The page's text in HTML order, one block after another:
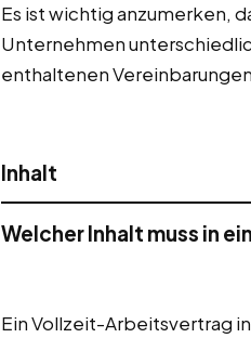
Es ist wichtig anzumerken,
Unternehmen
enthaltenen
Inhalt
Welcher Inhalt muss in
Ein Vollzeit-Arbeitsvertrag